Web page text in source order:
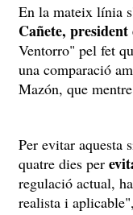
En la mateix línia
Cañete, president
Ventorro" pel fet
una comparació
Mazón, que
Per evitar
quatre dies per
regulació actual,
realista i